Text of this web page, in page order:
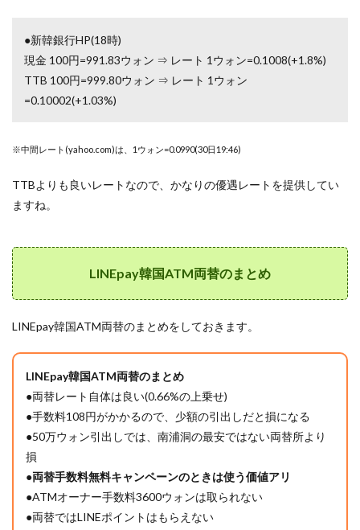
●新韓銀行HP(18時)
現金 100円=991.83ウォン ⇒ レート 1ウォン=0.1008(+1.8%)
TTB 100円=999.80ウォン ⇒ レート 1ウォン
=0.10002(+1.03%)
※中間レート(yahoo.com)は、1ウォン=0.0990(30日19:46)
TTBよりも良いレートなので、かなりの優遇レートを提供してい
ますね。
LINEpay韓国ATM両替のまとめ
LINEpay韓国ATM両替のまとめをしておきます。
LINEpay韓国ATM両替のまとめ
●両替レート自体は良い(0.66%の上乗せ)
●手数料108円がかかるので、少額の引出しだと損になる
●50万ウォン引出しでは、南浦洞の最安ではない両替所より
損
●両替手数料無料キャンペーンのときは使う価値アリ
●ATMオーナー手数料3600ウォンは取られない
●両替ではLINEポイントはもらえない